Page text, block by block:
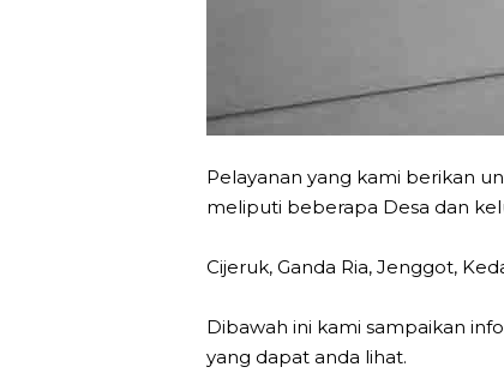
Pelayanan yang kami berikan
meliputi beberapa Desa dan
Cijeruk, Ganda Ria, Jenggot,
Dibawah ini kami sampaikan
yang dapat anda lihat.